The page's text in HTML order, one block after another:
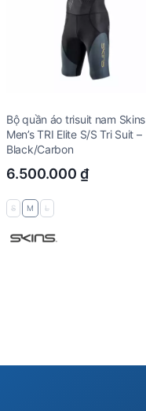
Bộ quần áo trisuit nam Skins
Men’s TRI Elite S/S Tri Suit –
Black/Carbon
6.500.000 ₫
S M L